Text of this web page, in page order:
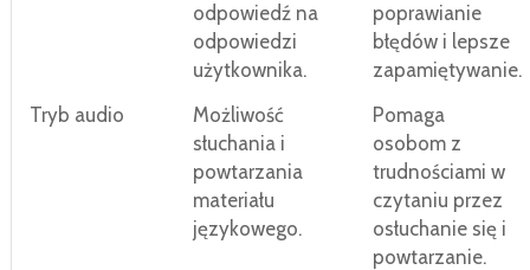
odpowiedź na
odpowiedzi
użytkownika.
poprawianie
błędów i lepsze
zapamiętywanie.
Tryb audio
Możliwość
słuchania i
powtarzania
materiału
językowego.
Pomaga
osobom z
trudnościami w
czytaniu przez
osłuchanie się i
powtarzanie.